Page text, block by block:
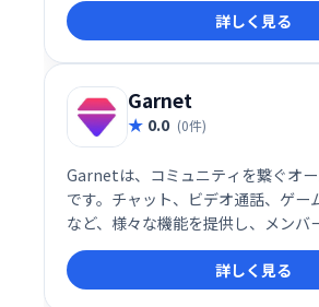
高度な機能を搭載し、ビデオ通話や
に演出します。プロフェッショナ
いやすい設計で、様々な用途に対応
詳しく見る
Garnet
0.0 (0件)
Garnetは、コミュニティを繋ぐオ
です。チャット、ビデオ通話、ゲー
など、様々な機能を提供し、メンバ
します。砕氷船機能なども搭載し、
ポートします。未来をシンプルにす
ニティアプリです。
詳しく見る